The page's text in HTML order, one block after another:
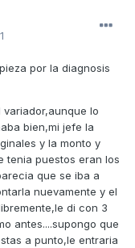
por la diagnosis
lo
bien,mi jefe la
y la monto y
tenia puestos eran los
que se iba a
nuevamente y el
di con 3
antes....supongo que
a punto,le entraria